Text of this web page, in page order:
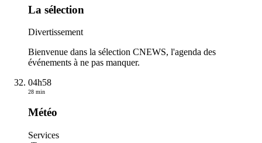
La sélection
Divertissement
Bienvenue dans la sélection CNEWS, l'agenda des
événements à ne pas manquer.
04h58
28 min
Météo
Services